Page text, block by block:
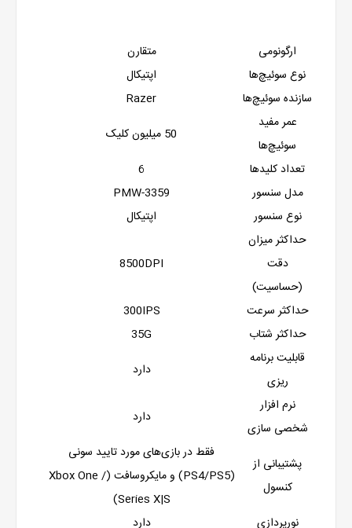
ارگونومی
متقارن
نوع سوئیچ‌ها
اپتیکال
سازنده سوئیچ‌ها
Razer
عمر مفید
سوئیچ‌ها
50 میلیون کلیک
تعداد کلیدها
6
مدل سنسور
PMW-3359
نوع سنسور
اپتیکال
حداکثر میزان
دقت
(حساسیت)
8500DPI
حداکثر سرعت
300IPS
حداکثر شتاب
35G
قابلیت برنامه
ریزی
دارد
نرم افزار
شخصی سازی
دارد
پشتیبانی از
کنسول
فقط در بازی‌های مورد تایید سونی
(PS4/PS5) و مایکروسافت (Xbox One /
Series X|S)
نورپردازی
دارد